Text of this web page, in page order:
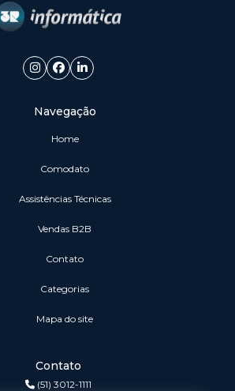
Navegação
Home
Comodato
Assistências Técnicas
vendas B2B
Contato
Categorias
Mapa do site
Contato
(51) 3012-1111